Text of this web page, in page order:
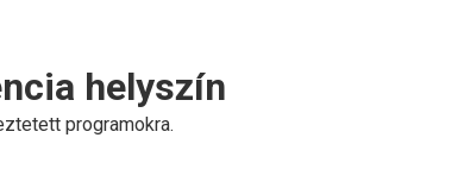
helyszín
programokra.